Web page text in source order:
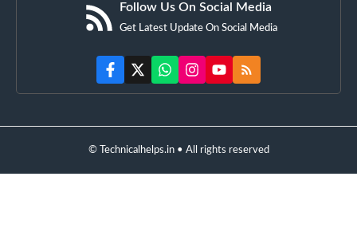
Follow Us On Social Media
Get Latest Update On Social Media
© Technicalhelps.in • All rights reserved